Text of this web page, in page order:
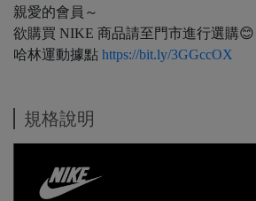
親愛的會員～
欲購買 NIKE 商品請至門市進行選購😊
哈林運動據點 https://bit.ly/3GGccOX
規格說明